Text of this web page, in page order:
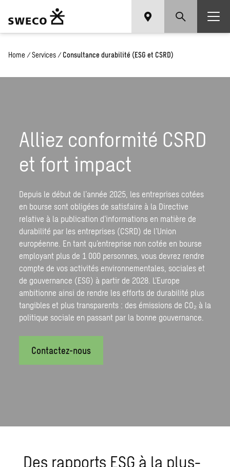
Home / Services / Consultance durabilité (ESG et CSRD)
Alliez conformité CSRD
et fort impact
Depuis le début de l’année 2025, les entreprises cotées
en bourse sont obligées de satisfaire à la Directive
relative à la publication d’informations en matière de
durabilité par les entreprises (CSRD) de l’Union
européenne. En tant qu’entreprise non cotée en bourse
employant plus de 1 000 personnes, vous devrez rendre
compte de vos activités environnementales, sociales et
de gouvernance (ESG) à partir de 2028. L’Europe
ambitionne ainsi de rendre les efforts de durabilité plus
tangibles et plus transparents : des émissions de CO₂ à la
politique sociale en passant par la bonne gouvernance.
Contactez-nous
Des rapports ESG à la plus-